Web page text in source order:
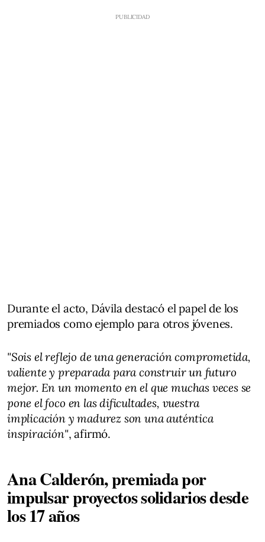
Durante el acto, Dávila destacó el papel de los
premiados como ejemplo para otros jóvenes.
"Sois el reflejo de una generación comprometida,
valiente y preparada para construir un futuro
mejor. En un momento en el que muchas veces se
pone el foco en las dificultades, vuestra
implicación y madurez son una auténtica
inspiración", afirmó.
Ana Calderón, premiada por
impulsar proyectos solidarios desde
los 17 años